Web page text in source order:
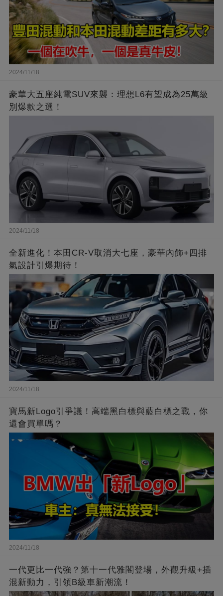
2024/11/18
豪華大五座純電SUV來襲：理想L6有望成為25萬級
別爆款之選！
2024/11/18
全新進化！本田CR-V取消大七座，豪華內飾+四排
氣設計引爆期待！
2024/11/18
寶馬新Logo引爭議！高端黑白標與藍白標之戰，你
還會買單嗎？
2024/11/18
一代更比一代強？第十一代雅閣登場，外觀升級+插
混新動力，引領B級車新潮流！